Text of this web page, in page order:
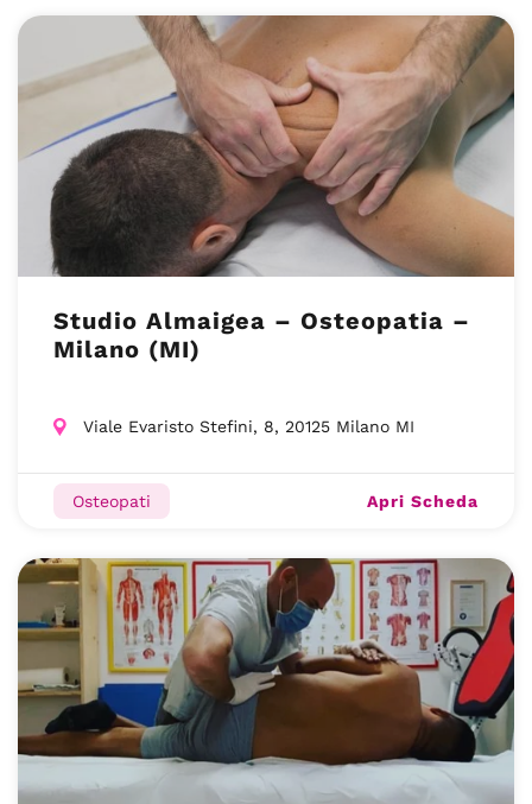
Studio Almaigea – Osteopatia –
Milano (MI)
Viale Evaristo Stefini, 8, 20125 Milano MI
Osteopati Apri Scheda